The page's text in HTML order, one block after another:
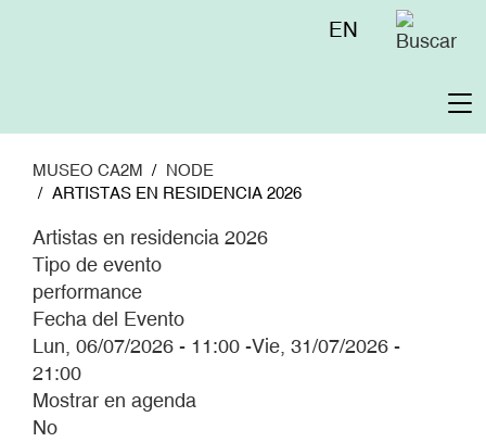
Menú
EN
MUSEO CA2M
NODE
ARTISTAS EN RESIDENCIA 2026
Artistas en residencia 2026
Tipo de evento
performance
Fecha del Evento
Lun, 06/07/2026 - 11:00 -Vie, 31/07/2026 -
21:00
Mostrar en agenda
No